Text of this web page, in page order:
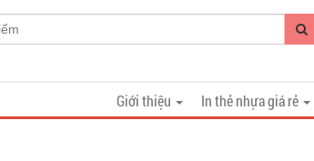
In thẻ nhựa giá rẻ
Giới thiệu